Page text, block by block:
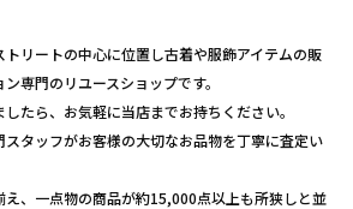
リートの中心に位置し古着や服飾アイテムの販
専門のリユースショップです。
たら、お気軽に当店までお持ちください。
タッフがお客様の大切なお品物を丁寧に査定い
え、一点物の商品が約15,000点以上も所狭しと並